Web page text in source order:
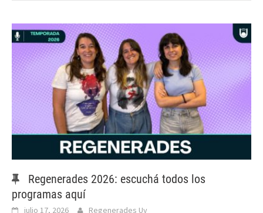
Regenerades 2026: escuchá todos los
programas aquí
julio 17, 2026 Regenerades Uy